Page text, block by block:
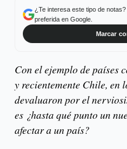
¿Te interesa este tipo de
preferida en Google.
Marcar
Con el ejemplo de países
y recientemente Chile, en
devaluaron por el
es ¿hasta qué punto un
afectar a un país?